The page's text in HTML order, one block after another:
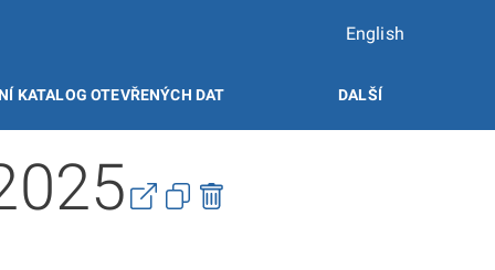
English
KATALOG OTEVŘENÝCH DAT DALŠÍ